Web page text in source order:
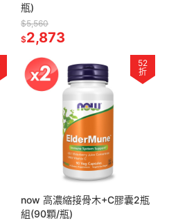
瓶)
$5,560
$2,873
52
折
now 高濃縮接骨木+C膠囊2瓶
組(90顆/瓶)